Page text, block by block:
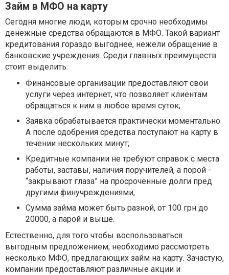
Займ в МФО на карту
Сегодня многие люди, которым срочно необходимы
денежные средства обращаются в МФО. Такой вариант
кредитования гораздо выгоднее, нежели обращение в
банковские учреждения. Среди главных преимуществ
стоит выделить:
Финансовые организации предоставляют свои
услуги через интернет, что позволяет клиентам
обращаться к ним в любое время суток;
Заявка обрабатывается практически моментально.
А после одобрения средства поступают на карту в
течении нескольких минут;
Кредитные компании не требуют справок с места
работы, заставы, наличия поручителей, а порой -
“закрывают глаза” на просроченные долги пред
другими финучреждениями;
Сумма займа может быть разной, от 100 грн до
20000, а парой и выше.
Естественно, для того чтобы воспользоваться
выгодным предложением, необходимо рассмотреть
несколько МФО, предлагающих займ на карту. Зачастую,
компании предоставляют различные акции и